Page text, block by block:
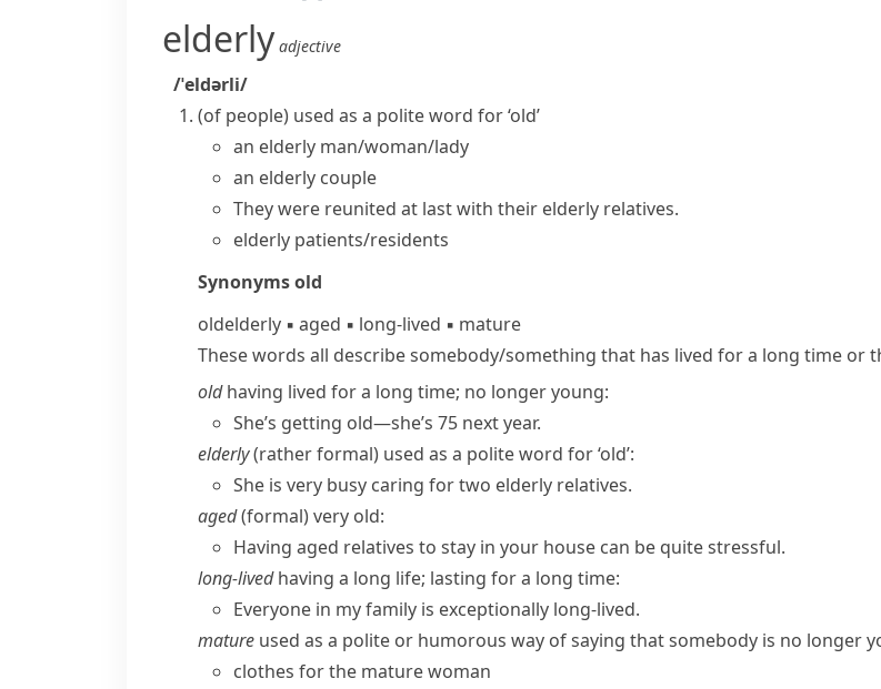
elderly adjective
/ˈeldərli/
(of people) used as a polite word for‘old’
an elderly man/woman/lady
an elderly couple
They were reunited at last with their elderly relatives.
elderly patients/residents
Synonymsold
oldelderly ▪ aged ▪ long-lived ▪ mature
These words all describe somebody/​something that has lived for a long time or
oldhaving lived for a long time; no longer young:
She’s getting old—she’s 75 next year.
elderly(rather formal) used as a polite word for ‘old’:
She is very busy caring for two elderly relatives.
aged(formal) very old:
Having aged relatives to stay in your house can be quite stressful.
long-livedhaving a long life; lasting for a long time:
Everyone in my family is exceptionally long-lived.
mature used as a polite or humorous way of saying that somebody is no longer
clothes for the mature woman